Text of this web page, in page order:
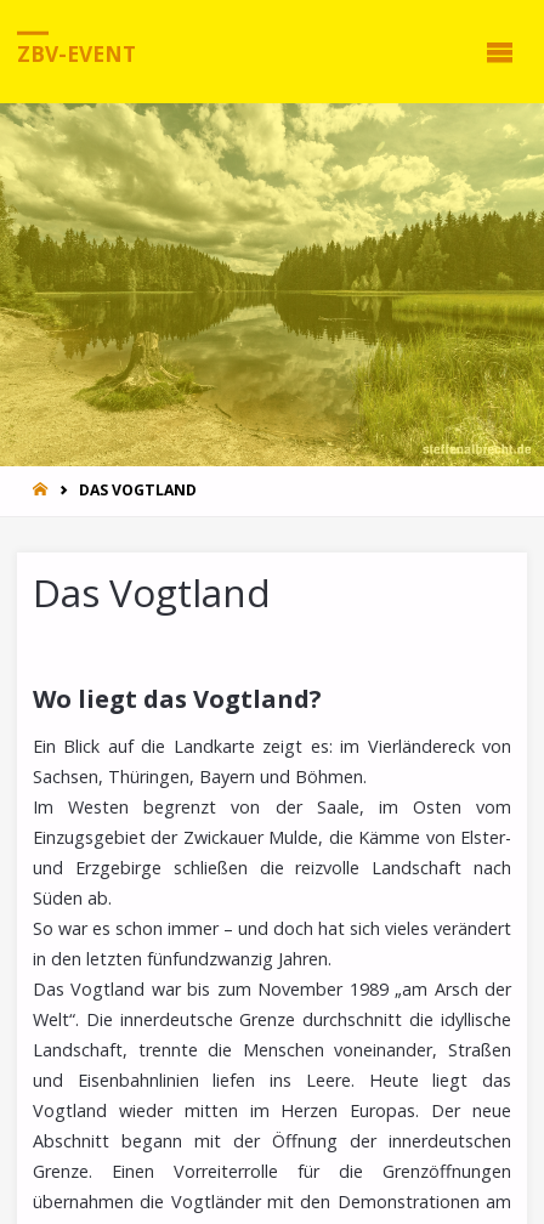
ZBV-EVENT
HOMEDAS VOGTLAND
Das Vogtland
Wo liegt das Vogtland?
Ein Blick auf die Landkarte zeigt es: im Vierländereck von
Sachsen, Thüringen, Bayern und Böhmen.
Im Westen begrenzt von der Saale, im Osten vom
Einzugsgebiet der Zwickauer Mulde, die Kämme von Elster-
und Erzgebirge schließen die reizvolle Landschaft nach
Süden ab.
So war es schon immer – und doch hat sich vieles verändert
in den letzten fünfundzwanzig Jahren.
Das Vogtland war bis zum November 1989 „am Arsch der
Welt“. Die innerdeutsche Grenze durchschnitt die idyllische
Landschaft, trennte die Menschen voneinander, Straßen
und Eisenbahnlinien liefen ins Leere. Heute liegt das
Vogtland wieder mitten im Herzen Europas. Der neue
Abschnitt begann mit der Öffnung der innerdeutschen
Grenze. Einen Vorreiterrolle für die Grenzöffnungen
übernahmen die Vogtländer mit den Demonstrationen am